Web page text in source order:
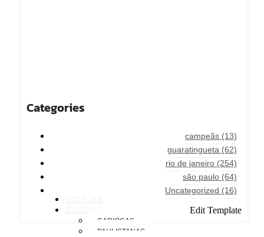
Categories
campeãs (13)
guaratingueta (62)
rio de janeiro (254)
são paulo (64)
Uncategorized (16)
Edit Template
CARIOCAS
PAULISTANAS